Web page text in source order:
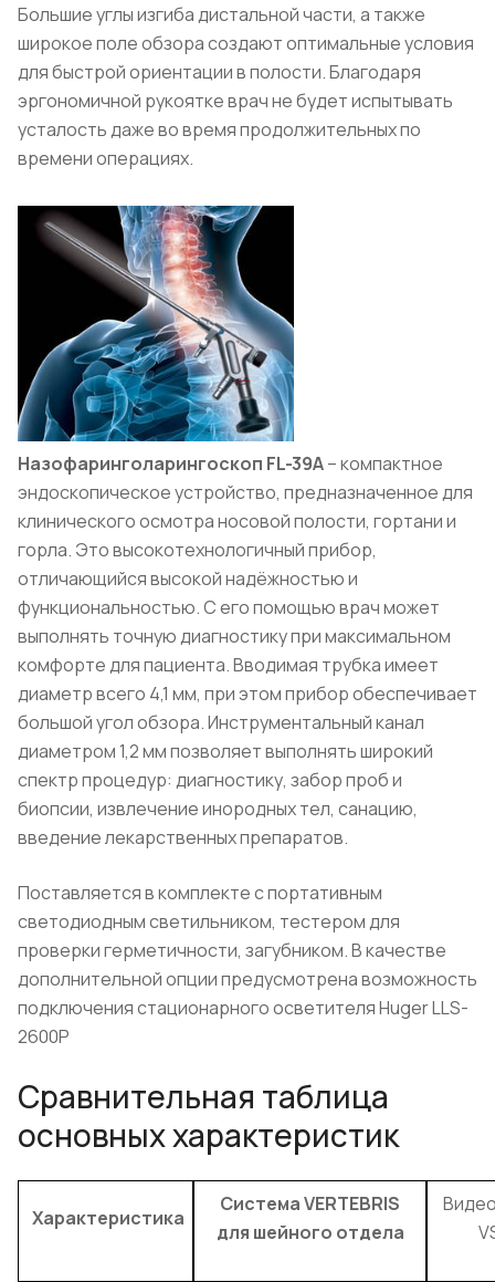
Большие углы изгиба дистальной части, а также
широкое поле обзора создают оптимальные условия
для быстрой ориентации в полости. Благодаря
эргономичной рукоятке врач не будет испытывать
усталость даже во время продолжительных по
времени операциях.
Назофаринголарингоскоп FL-39A– компактное
эндоскопическое устройство, предназначенное для
клинического осмотра носовой полости, гортани и
горла. Это высокотехнологичный прибор,
отличающийся высокой надёжностью и
функциональностью. С его помощью врач может
выполнять точную диагностику при максимальном
комфорте для пациента. Вводимая трубка имеет
диаметр всего 4,1 мм, при этом прибор обеспечивает
большой угол обзора. Инструментальный канал
диаметром 1,2 мм позволяет выполнять широкий
спектр процедур: диагностику, забор проб и
биопсии, извлечение инородных тел, санацию,
введение лекарственных препаратов.
Поставляется в комплекте с портативным
светодиодным светильником, тестером для
проверки герметичности, загубником. В качестве
дополнительной опции предусмотрена возможность
подключения стационарного осветителя Huger LLS-
2600P
Сравнительная таблица
основных характеристик
Характеристика
Система VERTEBRIS
для шейного отдела